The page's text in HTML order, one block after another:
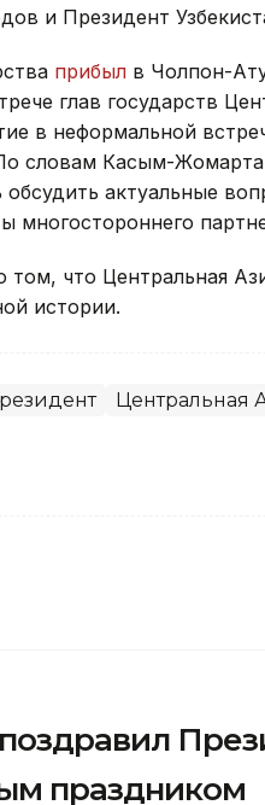
и Президент
прибыл в Чолпон-
глав государств
в неформальной
словам Касым-Жомарта
актуальные
многостороннего
том, что Центральная
истории.
Центральная
праздником